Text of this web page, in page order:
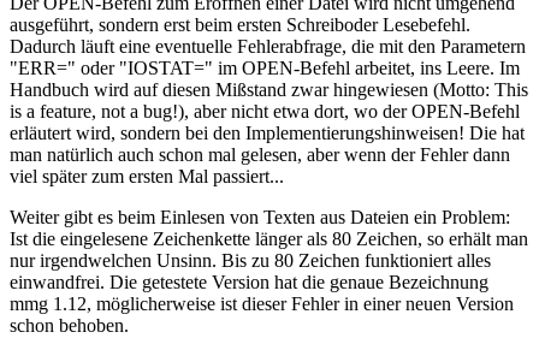
ausgeführt, sondern erst beim ersten Schreiboder Lesebefehl.
Dadurch läuft eine eventuelle Fehlerabfrage, die mit den Parametern
"ERR=" oder "IOSTAT=" im OPEN-Befehl arbeitet, ins Leere. Im
Handbuch wird auf diesen Mißstand zwar hingewiesen (Motto: This
is a feature, not a bug!), aber nicht etwa dort, wo der OPEN-Befehl
erläutert wird, sondern bei den Implementierungshinweisen! Die hat
man natürlich auch schon mal gelesen, aber wenn der Fehler dann
viel später zum ersten Mal passiert...
Weiter gibt es beim Einlesen von Texten aus Dateien ein Problem:
Ist die eingelesene Zeichenkette länger als 80 Zeichen, so erhält man
nur irgendwelchen Unsinn. Bis zu 80 Zeichen funktioniert alles
einwandfrei. Die getestete Version hat die genaue Bezeichnung
mmg 1.12, möglicherweise ist dieser Fehler in einer neuen Version
schon behoben.